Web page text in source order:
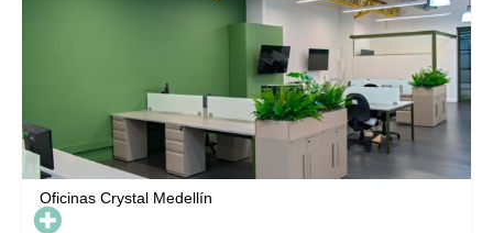
Oficinas Crystal Medellín